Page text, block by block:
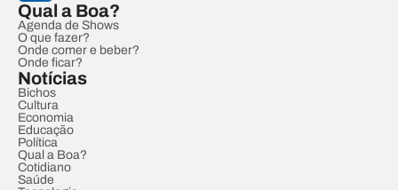
Qual a Boa?
Agenda de Shows
O que fazer?
Onde comer e beber?
Onde ficar?
Notícias
Bichos
Cultura
Economia
Educação
Política
Qual a Boa?
Cotidiano
Saúde